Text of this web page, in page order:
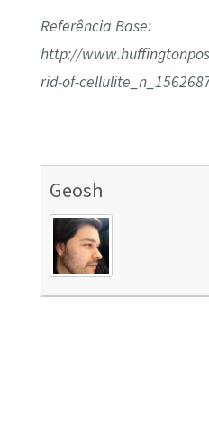
Referência Base:
http://
rid-of-
Geosh